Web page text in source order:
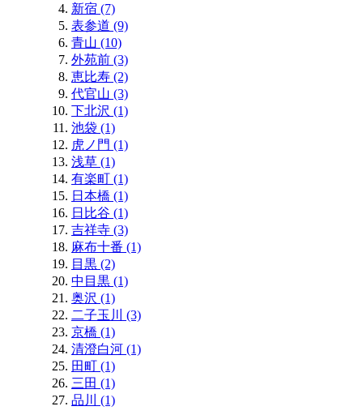
新宿 (7)
表参道 (9)
青山 (10)
外苑前 (3)
恵比寿 (2)
代官山 (3)
下北沢 (1)
池袋 (1)
虎ノ門 (1)
浅草 (1)
有楽町 (1)
日本橋 (1)
日比谷 (1)
吉祥寺 (3)
麻布十番 (1)
目黒 (2)
中目黒 (1)
奥沢 (1)
二子玉川 (3)
京橋 (1)
清澄白河 (1)
田町 (1)
三田 (1)
品川 (1)